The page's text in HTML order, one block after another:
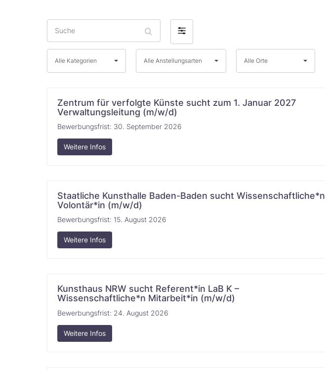
Suche
Filter
Alle
Kategorien
Alle Kategorien
Alle
Anstellungsarten
Alle Anstellungsarten
Alle
Orte
Alle Orte
Zentrum für verfolgte Künste sucht zum 1. Januar 2027
Verwaltungsleitung (m/w/d)
Bewerbungsfrist: 30. September 2026
Weitere Infos
Staatliche Kunsthalle Baden-Baden sucht Wissenschaftliche*n
Volontär*in (m/w/d)
Bewerbungsfrist: 15. August 2026
Weitere Infos
Kunsthaus NRW sucht Referent*in LaB K –
Wissenschaftliche*n Mitarbeit*in (m/w/d)​‌​‌​​‌​‌‌‌‌​‌
Bewerbungsfrist: 24. August 2026
Weitere Infos